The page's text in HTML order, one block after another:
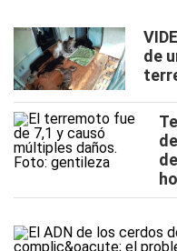
de